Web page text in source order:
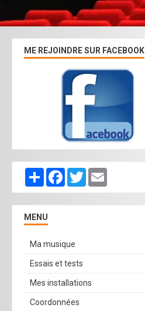
ME REJOINDRE SUR FACEBOOK
PartagerFacebook
Twitter
MENU
Ma musique
Essais et tests
Mes installations
Coordonnées